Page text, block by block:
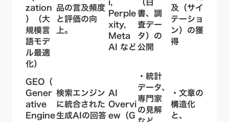
zation
）（大
規模言
語モデ
ル最適
化）
品の言及頻度
と評価の向
上。
Perple
xity,
Meta
AI など
書、調
査デー
タ）の
公開
及（サイ
テーショ
ン）の獲
得
GEO（
Gener
ative
Engine
検索エンジン
に統合された
生成AIの回答
AI
Overvi
ew（G
・統計
データ、
専門家
の見解
・文章の
構造化
と、